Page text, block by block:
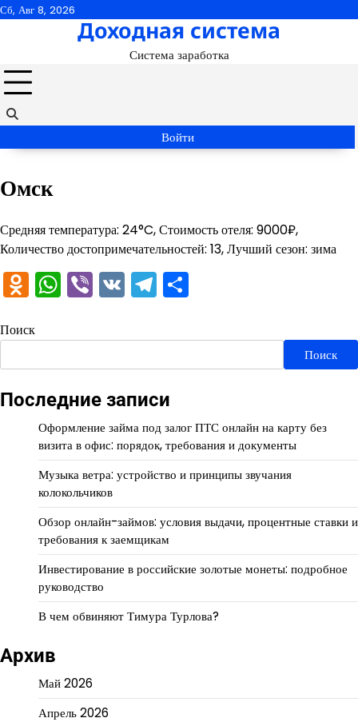
Перейти
Сб, Авг 8, 2026
Доходная система
Система заработка
Войти
Омск
Средняя температура: 24°C, Стоимость отеля: 9000₽,
Количество достопримечательностей: 13, Лучший сезон: зима
Odnoklassniki
WhatsApp
Viber
VKTelegram
Поиск
Поиск
Последние записи
Оформление займа под залог ПТС онлайн на карту без
визита в офис: порядок, требования и документы
Музыка ветра: устройство и принципы звучания
колокольчиков
Обзор онлайн-займов: условия выдачи, процентные ставки и
требования к заемщикам
Инвестирование в российские золотые монеты: подробное
руководство
В чем обвиняют Тимура Турлова?
Архив
Май 2026
Апрель 2026